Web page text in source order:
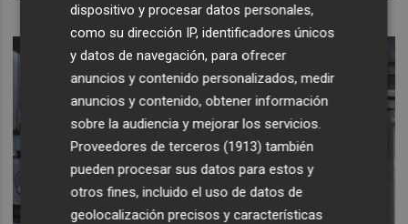
dispositivo y procesar datos personales,
como su dirección IP, identificadores únicos
y datos de navegación, para ofrecer
anuncios y contenido personalizados, medir
anuncios y contenido, obtener información
sobre la audiencia y mejorar los servicios.
Proveedores de terceros (1913) también
pueden procesar sus datos para estos y
otros fines, incluido el uso de datos de
geolocalización precisos y características